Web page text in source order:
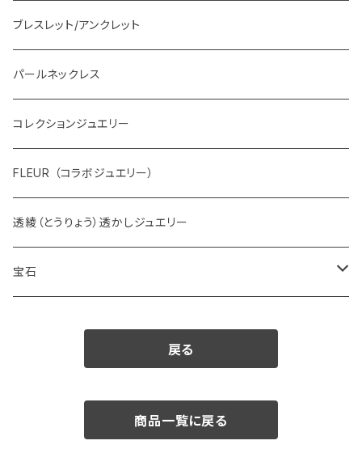
ブレスレット/アンクレット
パールネックレス
コレクションジュエリー
FLEUR （コラボジュエリー）
透綾（とうりょう）透かしジュエリー
宝石
カラーストーン
戻る
商品一覧に戻る